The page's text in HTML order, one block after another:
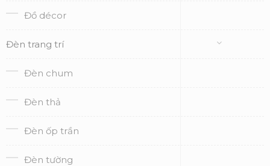
Đồ décor
Đèn trang trí
Đèn chum
Đèn thả
Đèn ốp trần
Đèn tường